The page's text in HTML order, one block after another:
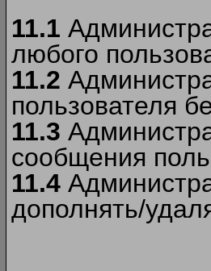
11.1
любого
11.2
пользователя
11.3
сообщения
11.4
дополнять/